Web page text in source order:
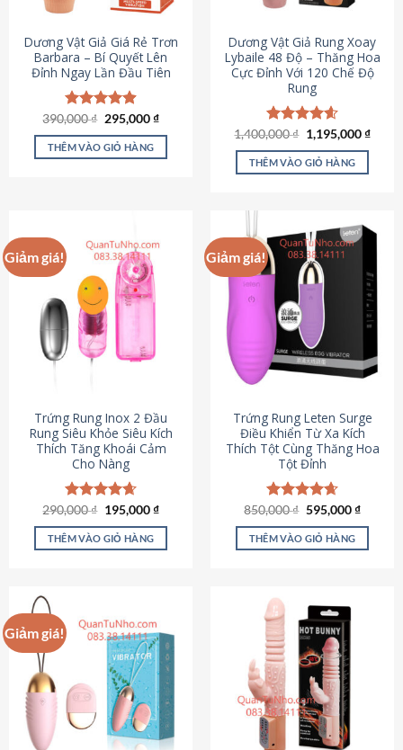
Dương Vật Giả Giá Rẻ Trơn
Barbara – Bí Quyết Lên
Đỉnh Ngay Lần Đầu Tiên
Được xếp
hạng4.90
5 sao
390,000₫ Giá
là:
390,000 ₫.
295,000₫Giá
tại
THÊM VÀO GIỎ HÀNG
Dương Vật Giả Rung Xoay
Lybaile 48 Độ – Thăng Hoa
Cực Đỉnh Với 120 Chế Độ
Rung
Được xếp
hạng4.62
5 sao
1,400,000₫ Giá
gốc
là:
1,400,000 ₫.
1,195,000₫Giá
THÊM VÀO GIỎ HÀNG
Giảm giá!
Trứng Rung Inox 2 Đầu
Rung Siêu Khỏe Siêu Kích
Thích Tăng Khoái Cảm
Cho Nàng
Được xếp
hạng4.64
5 sao
290,000₫ Giá
là:
290,000 ₫.
195,000₫Giá
tại
THÊM VÀO GIỎ HÀNG
Giảm giá!
Trứng Rung Leten Surge
Điều Khiển Từ Xa Kích
Thích Tột Cùng Thăng Hoa
Tột Đỉnh
Được xếp
hạng4.69
5 sao
850,000₫ Giá
là:
850,000 ₫.
595,000₫Giá
tại
THÊM VÀO GIỎ HÀNG
Giảm giá!